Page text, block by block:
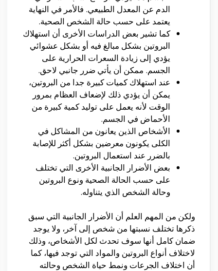
الدم عن المعدل الطبيعي. فالأمر في النهاية
يعتمد على حسب حالة الشخص الصحية.
كما تشير بعض الدراسات الأخرى أن استهلاك
البروتين بشكل مبالغ فيه أو بشكل عشوائي
يؤدي إلى زيادة السعرات الحرارية على
الجسم. ممكن أن يأتي ضرر جانبي لاحق.
عند استهلاك كميات كبيرة جدا من البروتين،
يمكن أن يؤدي ذلك لإضعاف العظام بمرور
الوقت لأنه يعمل على توليد كمية كبيرة من
الأحماض في الجسم.
الأشخاص الذين يعانون من المشاكل في
الكلى يكونون معرضين بشكل أكثر للإصابة
بالضرر عند استعمال البروتين.
بعض الأضرار الجانبية الأخرى التي تختلف
على حسب الحالة الصحية ونوع البروتين
وحالة الشخص الذي يتناوله.
ولكن من المهم العلم أن الأضرار الجانبية التي سبق
ذكرها تختلف نسبتها من شخص إلى آخر، ولا يوجد
ضمان كامل أنها سوف تحدث لكل الأشخاص، وذلك
لاختلاف أنواع البروتين والمواد التي توجد فيها، كما
أن اختلاف الجرعات ونمط حياة الشخص وحالته